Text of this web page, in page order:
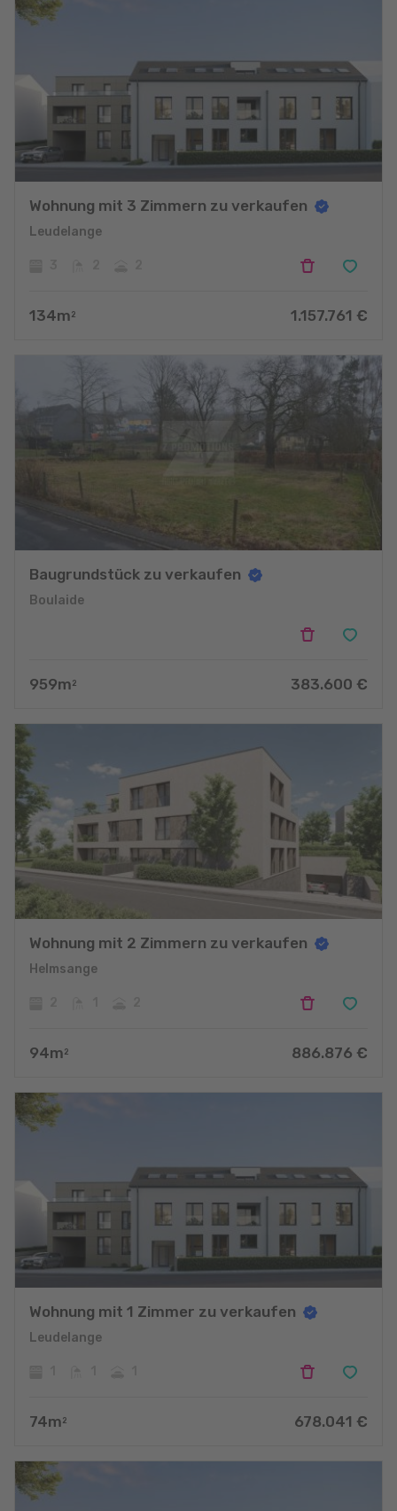
Wohnung mit 3 Zimmern zu verkaufen
Leudelange
134m 2 1.157.761 €
Baugrundstück zu verkaufen
Boulaide
959m 2 383.600 €
Wohnung mit 2 Zimmern zu verkaufen
Helmsange
94m 2 886.876 €
Wohnung mit 1 Zimmer zu verkaufen
Leudelange
74m 2 678.041 €